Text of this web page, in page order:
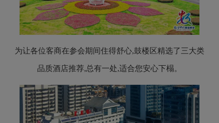
为让各位客商在参会期间住得舒心,鼓楼区精选了三大类
品质酒店推荐,总有一处,适合您安心下榻。